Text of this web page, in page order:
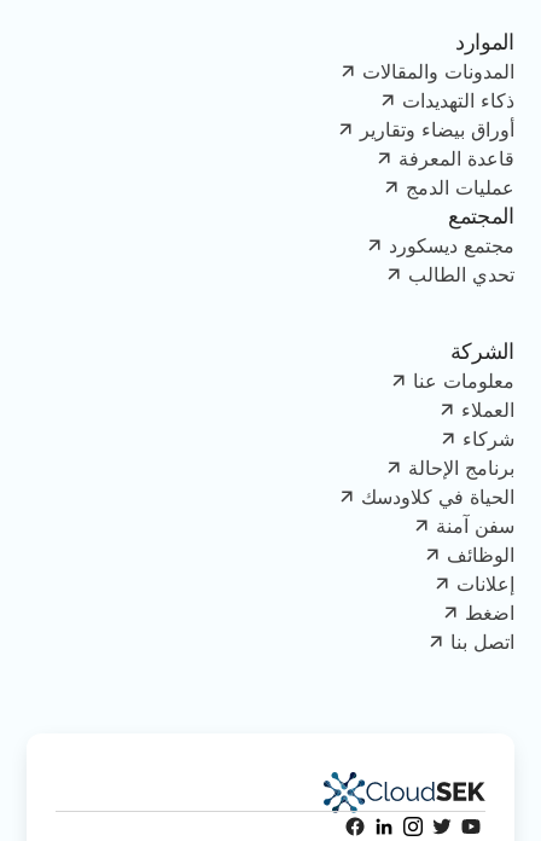
الموارد
المدونات والمقالات
ذكاء التهديدات
أوراق بيضاء وتقارير
قاعدة المعرفة
عمليات الدمج
المجتمع
مجتمع ديسكورد
تحدي الطالب
الشركة
معلومات عنا
العملاء
شركاء
برنامج الإحالة
الحياة في كلاودسك
سفن آمنة
الوظائف
إعلانات
اضغط
اتصل بنا